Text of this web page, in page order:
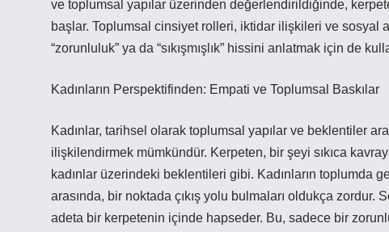
ve toplumsal yapılar üzerinden değerlendirildiğinde,
başlar. Toplumsal cinsiyet rolleri, iktidar ilişkileri ve sosyal
“zorunluluk” ya da “sıkışmışlık” hissini anlatmak için de
Kadınların Perspektifinden: Empati ve Toplumsal Baskılar
Kadınlar, tarihsel olarak toplumsal yapılar ve beklentiler
ilişkilendirmek mümkündür. Kerpeten, bir şeyi sıkıca
kadınlar üzerindeki beklentileri gibi. Kadınların toplumda
arasında, bir noktada çıkış yolu bulmaları oldukça zordur.
adeta bir kerpetenin içinde hapseder. Bu, sadece bir